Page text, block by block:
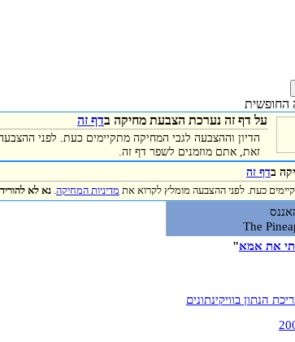
החופשית
על דף זה נערכת הצבעת מחיקה בדף זה
הדיון וההצבעה לגבי המחיקה מתקיימים כעת. לפני
זאת, אתם מוזמנים לשפר דף זה.
בדף זה
כעת. לפני ההצבעה מומלץ לקרוא את מדיניות המחיקה. נא לא
The
את אמא"